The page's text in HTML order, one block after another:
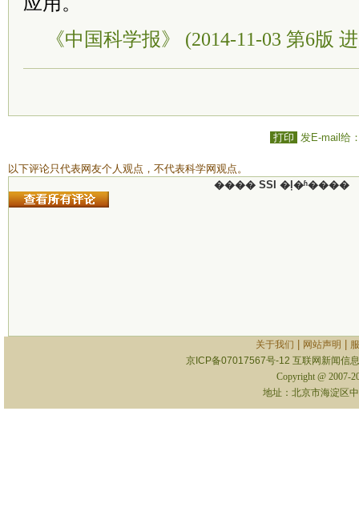
《中国科学报》 (2014-11-03 第6版
打印 发E-mail给
以下评论只代表网友个人观点，不代表科学网观点。
���� SSI �ļ�ʱ����
关于我们 网站声明
京ICP备07017567号-12 互联网新闻信
Copyright @ 2007-
地址：北京市海淀区